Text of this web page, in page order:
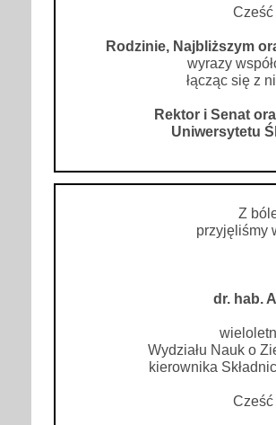
Cześć
Rodzinie, Najbliższym
wyrazy
łącząc się z
Rektor i Senat
Uniwersytetu
Z
przyjęliśmy
dr. hab.
Wydziału Nauk o
kierownika
Cześć